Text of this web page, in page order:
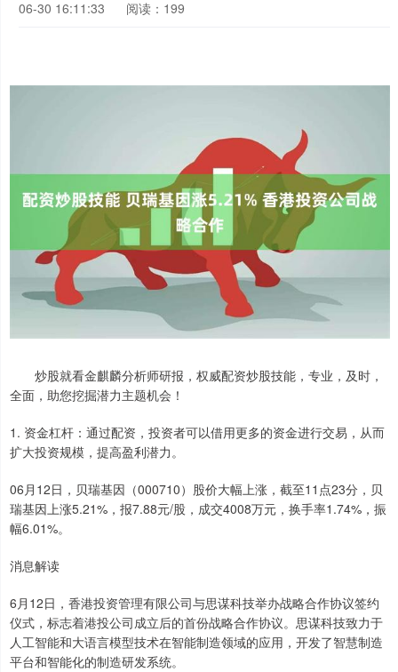
06-30 16:11:33
阅读：199
炒股就看金麒麟分析师研报，权威配资炒股技能，专业，及时，
全面，助您挖掘潜力主题机会！
1. 资金杠杆：通过配资，投资者可以借用更多的资金进行交易，从而
扩大投资规模，提高盈利潜力。
06月12日，贝瑞基因（000710）股价大幅上涨，截至11点23分，贝
瑞基因上涨5.21%，报7.88元/股，成交4008万元，换手率1.74%，振
幅6.01%。
消息解读
6月12日，香港投资管理有限公司与思谋科技举办战略合作协议签约
仪式，标志着港投公司成立后的首份战略合作协议。思谋科技致力于
人工智能和大语言模型技术在智能制造领域的应用，开发了智慧制造
平台和智能化的制造研发系统。